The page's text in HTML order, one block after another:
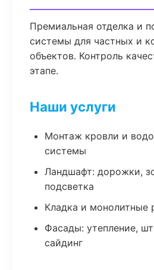
Премиальная отделка и
системы для частных и
объектов. Контроль
этапе.
Наши услуги
Монтаж кровли и
системы
Ландшафт: дорожки,
подсветка
Кладка и монолитные
Фасады: утепление,
сайдинг